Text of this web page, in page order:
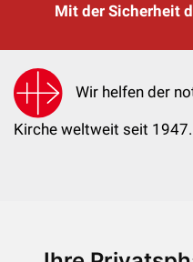
Mit der Sicherheit
Wir helfen der
Kirche weltweit seit 1947.
KIRCHE IN